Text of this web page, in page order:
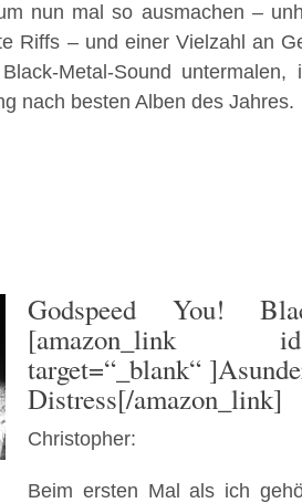
nun mal so ausmachen –
Riffs – und einer Vielzahl an
Metal-Sound
nach besten Alben des Jahres.
Godspeed You!
[amazon_link
target=“_blank“
Distress[/amazon_link]
Christopher:
Beim ersten Mal als ich